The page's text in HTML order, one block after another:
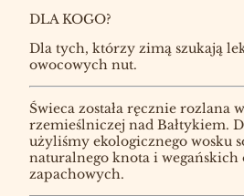
DLA KOGO?
Dla tych, którzy zimą szukają
owocowych nut.
Świeca została ręcznie rozlana
rzemieślniczej nad Bałtykiem.
użyliśmy ekologicznego wosku
naturalnego knota i wegańskich
zapachowych.